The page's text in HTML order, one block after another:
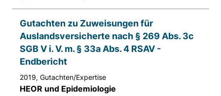
Gutachten zu Zuweisungen für
Auslandsversicherte nach § 269 Abs. 3c
SGB V i. V. m. § 33a Abs. 4 RSAV -
Endbericht
2019, Gutachten/Expertise
HEOR und Epidemiologie